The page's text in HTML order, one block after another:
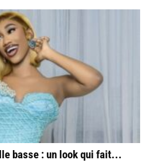
basse : un look qui fait...